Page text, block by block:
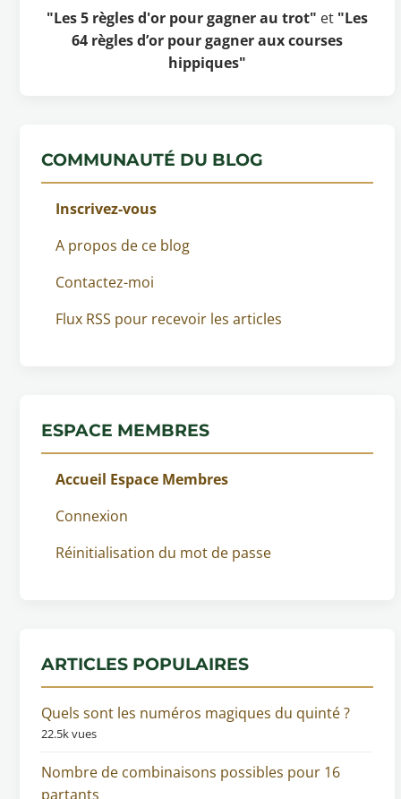
"Les 5 règles d'or pour gagner au trot" et "Les
64 règles d’or pour gagner aux courses
hippiques"
COMMUNAUTÉ DU BLOG
Inscrivez-vous
A propos de ce blog
Contactez-moi
Flux RSS pour recevoir les articles
ESPACE MEMBRES
Accueil Espace Membres
Connexion
Réinitialisation du mot de passe
ARTICLES POPULAIRES
Quels sont les numéros magiques du quinté ?
22.5k vues
Nombre de combinaisons possibles pour 16
partants